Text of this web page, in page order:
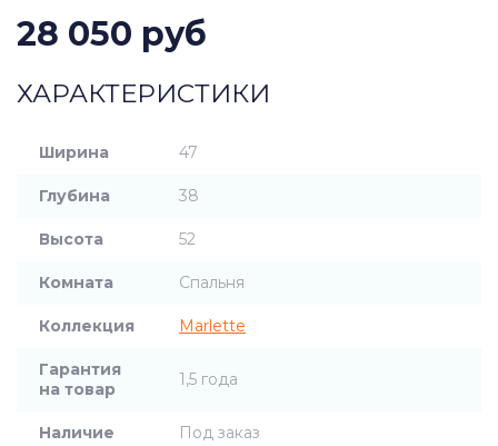
28 050 руб
ХАРАКТЕРИСТИКИ
Ширина 47
Глубина 38
Высота 52
Комната Спальня
Коллекция Marlette
Гарантия
на товар
1,5 года
Наличие Под заказ